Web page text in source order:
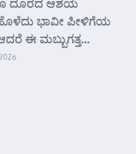
ಭಾವೀ ಪೀಳಿಗೆಯ
ಈ ಮಬ್ಬುಗತ್ತ...